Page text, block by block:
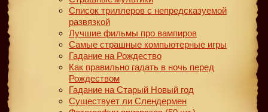
Список триллеров с непредсказуемой
развязкой
Лучшие фильмы про вампиров
Самые страшные компьютерные игры
Гадание на Рождество
Как правильно гадать в ночь перед
Рождеством
Гадание на Старый Новый год
Существует ли Слендермен